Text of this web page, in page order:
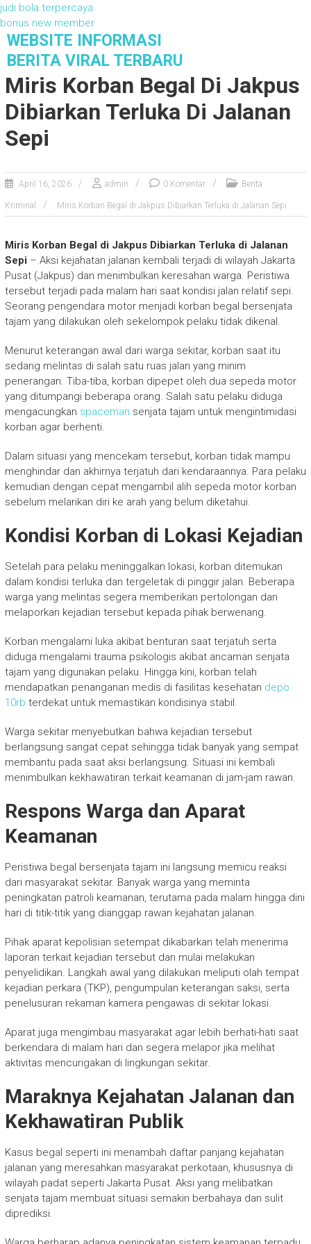
judi bola terpercaya
bonus new member
e
WEBSITE INFORMASI
BERITA VIRAL TERBARU
Miris Korban Begal Di Jakpus
Dibiarkan Terluka Di Jalanan
Sepi
April 16, 2026 admin 0 Komentar Berita
Kriminal Miris Korban Begal di Jakpus Dibiarkan Terluka di Jalanan Sepi
Miris Korban Begal di Jakpus Dibiarkan Terluka di Jalanan
Sepi – Aksi kejahatan jalanan kembali terjadi di wilayah Jakarta
Pusat (Jakpus) dan menimbulkan keresahan warga. Peristiwa
tersebut terjadi pada malam hari saat kondisi jalan relatif sepi.
Seorang pengendara motor menjadi korban begal bersenjata
tajam yang dilakukan oleh sekelompok pelaku tidak dikenal.
Menurut keterangan awal dari warga sekitar, korban saat itu
sedang melintas di salah satu ruas jalan yang minim
penerangan. Tiba-tiba, korban dipepet oleh dua sepeda motor
yang ditumpangi beberapa orang. Salah satu pelaku diduga
mengacungkan spaceman senjata tajam untuk mengintimidasi
korban agar berhenti.
Dalam situasi yang mencekam tersebut, korban tidak mampu
menghindar dan akhirnya terjatuh dari kendaraannya. Para pelaku
kemudian dengan cepat mengambil alih sepeda motor korban
sebelum melarikan diri ke arah yang belum diketahui.
Kondisi Korban di Lokasi Kejadian
Setelah para pelaku meninggalkan lokasi, korban ditemukan
dalam kondisi terluka dan tergeletak di pinggir jalan. Beberapa
warga yang melintas segera memberikan pertolongan dan
melaporkan kejadian tersebut kepada pihak berwenang.
Korban mengalami luka akibat benturan saat terjatuh serta
diduga mengalami trauma psikologis akibat ancaman senjata
tajam yang digunakan pelaku. Hingga kini, korban telah
mendapatkan penanganan medis di fasilitas kesehatan depo
10rb terdekat untuk memastikan kondisinya stabil.
Warga sekitar menyebutkan bahwa kejadian tersebut
berlangsung sangat cepat sehingga tidak banyak yang sempat
membantu pada saat aksi berlangsung. Situasi ini kembali
menimbulkan kekhawatiran terkait keamanan di jam-jam rawan.
Respons Warga dan Aparat
Keamanan
Peristiwa begal bersenjata tajam ini langsung memicu reaksi
dari masyarakat sekitar. Banyak warga yang meminta
peningkatan patroli keamanan, terutama pada malam hingga dini
hari di titik-titik yang dianggap rawan kejahatan jalanan.
Pihak aparat kepolisian setempat dikabarkan telah menerima
laporan terkait kejadian tersebut dan mulai melakukan
penyelidikan. Langkah awal yang dilakukan meliputi olah tempat
kejadian perkara (TKP), pengumpulan keterangan saksi, serta
penelusuran rekaman kamera pengawas di sekitar lokasi.
Aparat juga mengimbau masyarakat agar lebih berhati-hati saat
berkendara di malam hari dan segera melapor jika melihat
aktivitas mencurigakan di lingkungan sekitar.
Maraknya Kejahatan Jalanan dan
Kekhawatiran Publik
Kasus begal seperti ini menambah daftar panjang kejahatan
jalanan yang meresahkan masyarakat perkotaan, khususnya di
wilayah padat seperti Jakarta Pusat. Aksi yang melibatkan
senjata tajam membuat situasi semakin berbahaya dan sulit
diprediksi.